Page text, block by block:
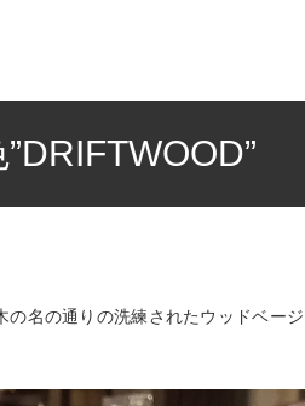
の名の通りの洗練されたウッドベー